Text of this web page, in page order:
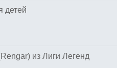
детей
из Лиги Легенд